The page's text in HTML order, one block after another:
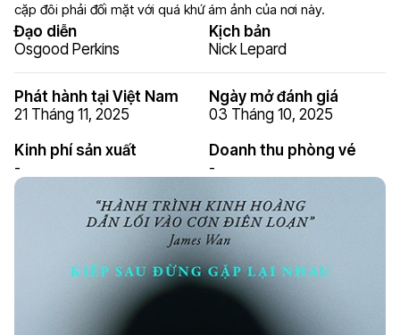
cặp đôi phải đối mặt với quá khứ ám ảnh của nơi này.
Đạo diễn
Osgood Perkins
Kịch bản
Nick Lepard
Phát hành tại Việt Nam
21 Tháng 11, 2025
Ngày mở đánh giá
03 Tháng 10, 2025
Kinh phí sản xuất
-
Doanh thu phòng vé
-